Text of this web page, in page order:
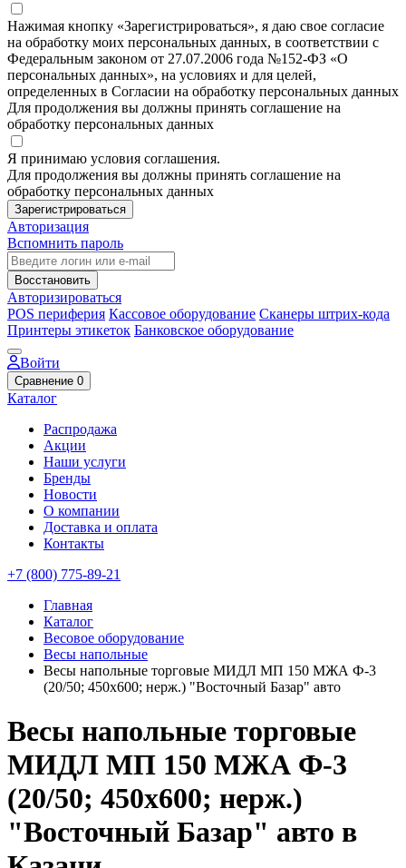
Нажимая кнопку «Зарегистрироваться», я даю свое согласие
на обработку моих персональных данных, в соответствии с
Федеральным законом от 27.07.2006 года №152-ФЗ «О
персональных данных», на условиях и для целей,
определенных в Согласии на обработку персональных данных
Для продолжения вы должны принять соглашение на
обработку персональных данных
Я принимаю условия соглашения.
Для продолжения вы должны принять соглашение на
обработку персональных данных
Зарегистрироваться
Авторизация
Вспомнить пароль
Восстановить
Авторизироваться
POS периферия Кассовое оборудование Сканеры штрих-кода
Принтеры этикеток Банковское оборудование
Войти
Сравнение 0
Каталог
Распродажа
Акции
Наши услуги
Бренды
Новости
О компании
Доставка и оплата
Контакты
+7 (800) 775-89-21
Главная
Каталог
Весовое оборудование
Весы напольные
Весы напольные торговые МИДЛ МП 150 МЖА Ф-3
(20/50; 450х600; нерж.) "Восточный Базар" авто
Весы напольные торговые
МИДЛ МП 150 МЖА Ф-3
(20/50; 450х600; нерж.)
"Восточный Базар" авто в